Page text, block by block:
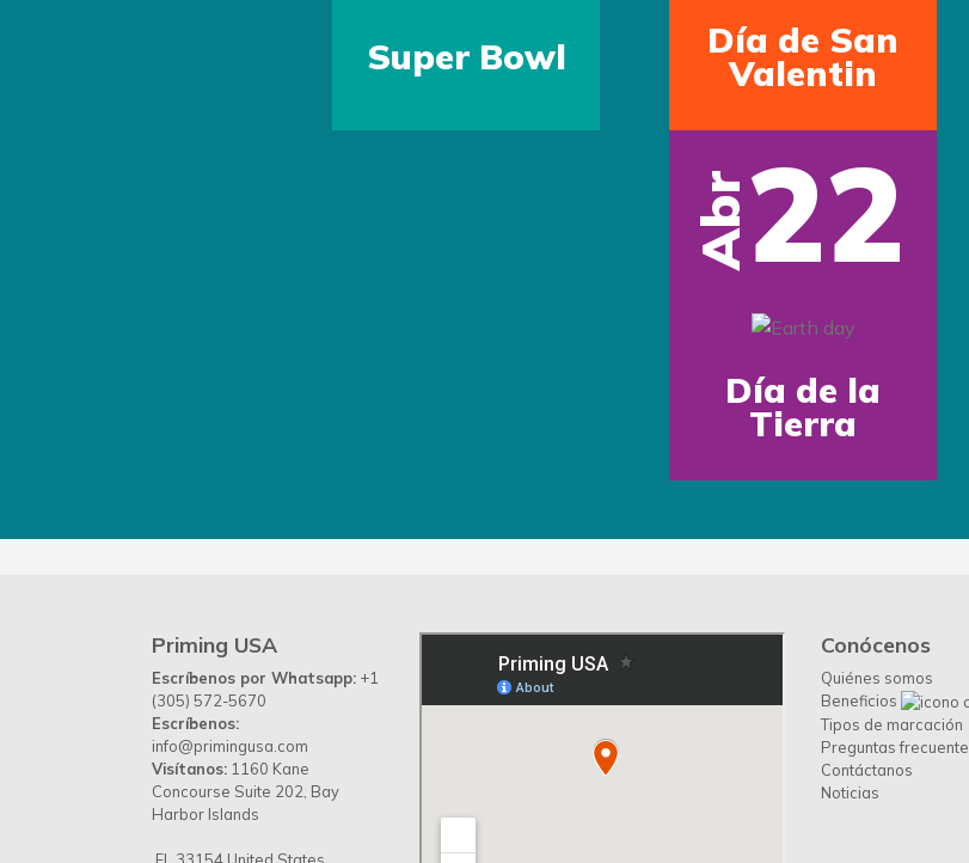
Super Bowl Día de San
Valentin
Abr22
Día de la
Tierra
Priming USA
Escríbenos por Whatsapp: +1
(305) 572-5670
Escríbenos:
info@primingusa.com
Visítanos: 1160 Kane
Concourse Suite 202, Bay
Harbor Islands
Conócenos
Quiénes somos
Beneficios
Tipos de marcación
Preguntas
Contáctanos
Noticias